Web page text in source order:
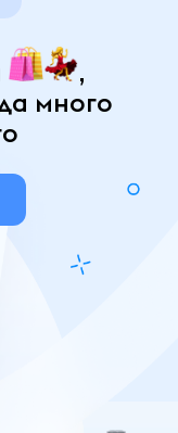
,
много